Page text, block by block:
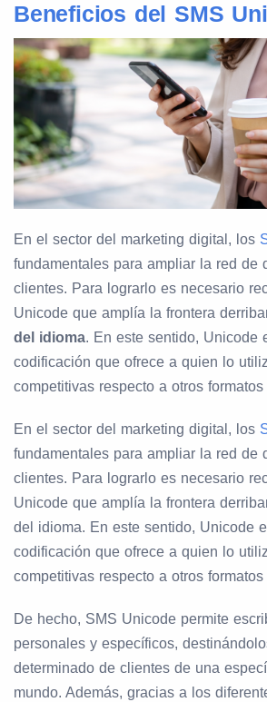
Beneficios del SMS
En el sector del marketing digital, los
fundamentales para ampliar la red de
clientes. Para lograrlo es necesario
Unicode que amplía la frontera
del idioma. En este sentido, Unicode
codificación que ofrece a quien lo
competitivas respecto a otros
En el sector del marketing digital, los
fundamentales para ampliar la red de
clientes. Para lograrlo es necesario
Unicode que amplía la frontera
del idioma. En este sentido, Unicode
codificación que ofrece a quien lo
competitivas respecto a otros
De hecho, SMS Unicode permite
personales y específicos,
determinado de clientes de una
mundo. Además, gracias a los